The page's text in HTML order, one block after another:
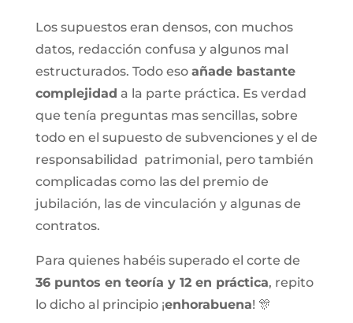
Los supuestos eran densos, con muchos
datos, redacción confusa y algunos mal
estructurados. Todo eso añade bastante
complejidad a la parte práctica. Es verdad
que tenía preguntas mas sencillas, sobre
todo en el supuesto de subvenciones y el de
responsabilidad patrimonial, pero también
complicadas como las del premio de
jubilación, las de vinculación y algunas de
contratos.
Para quienes habéis superado el corte de
36 puntos en teoría y 12 en práctica, repito
lo dicho al principio ¡enhorabuena! 🎊